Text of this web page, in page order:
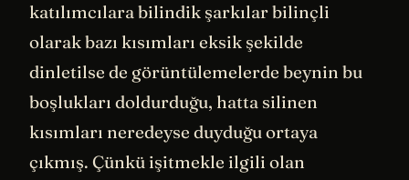
katılımcılara bilindik şarkılar bilinçli
olarak bazı kısımları eksik şekilde
dinletilse de görüntülemelerde beynin bu
boşlukları doldurduğu, hatta silinen
kısımları neredeyse duyduğu ortaya
çıkmış. Çünkü işitmekle ilgili olan